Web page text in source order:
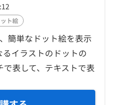
ット絵
簡単なドット絵を表示
るイラストのドットの
表して、テキストで表